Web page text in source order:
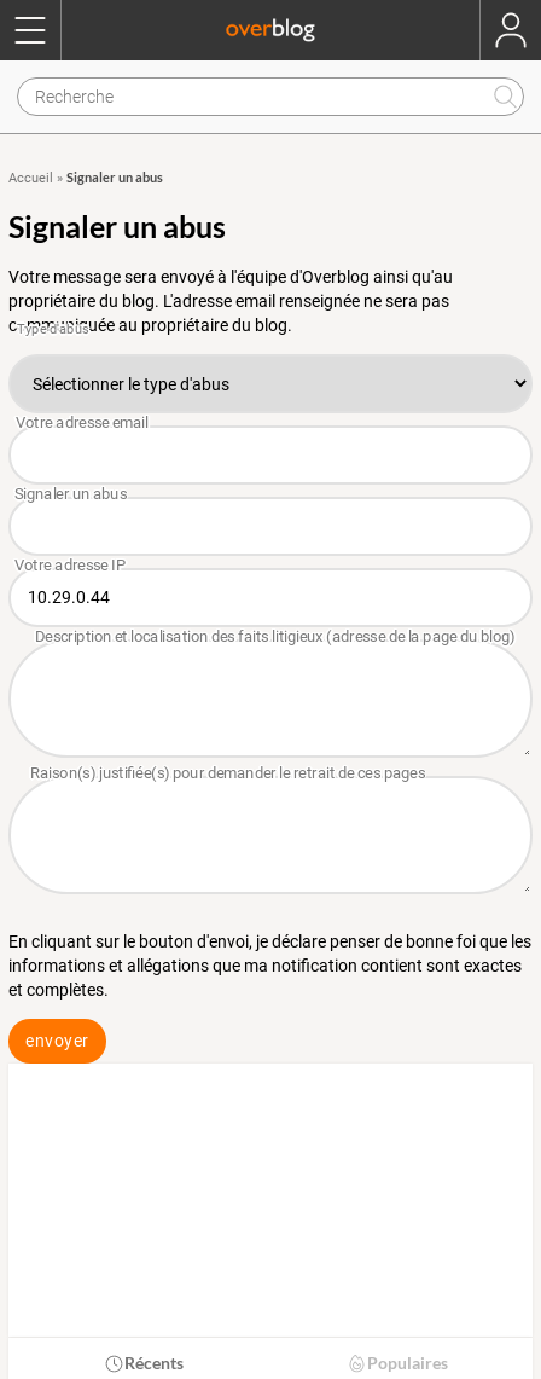
Accueil » Signaler un abus
Signaler un abus
Votre message sera envoyé à l'équipe d'Overblog ainsi qu'au
propriétaire du blog. L'adresse email renseignée ne sera pas
communiquée au propriétaire du blog.
En cliquant sur le bouton d'envoi, je déclare penser de bonne foi que les
informations et allégations que ma notification contient sont exactes
et complètes.
envoyer
Récents Populaires